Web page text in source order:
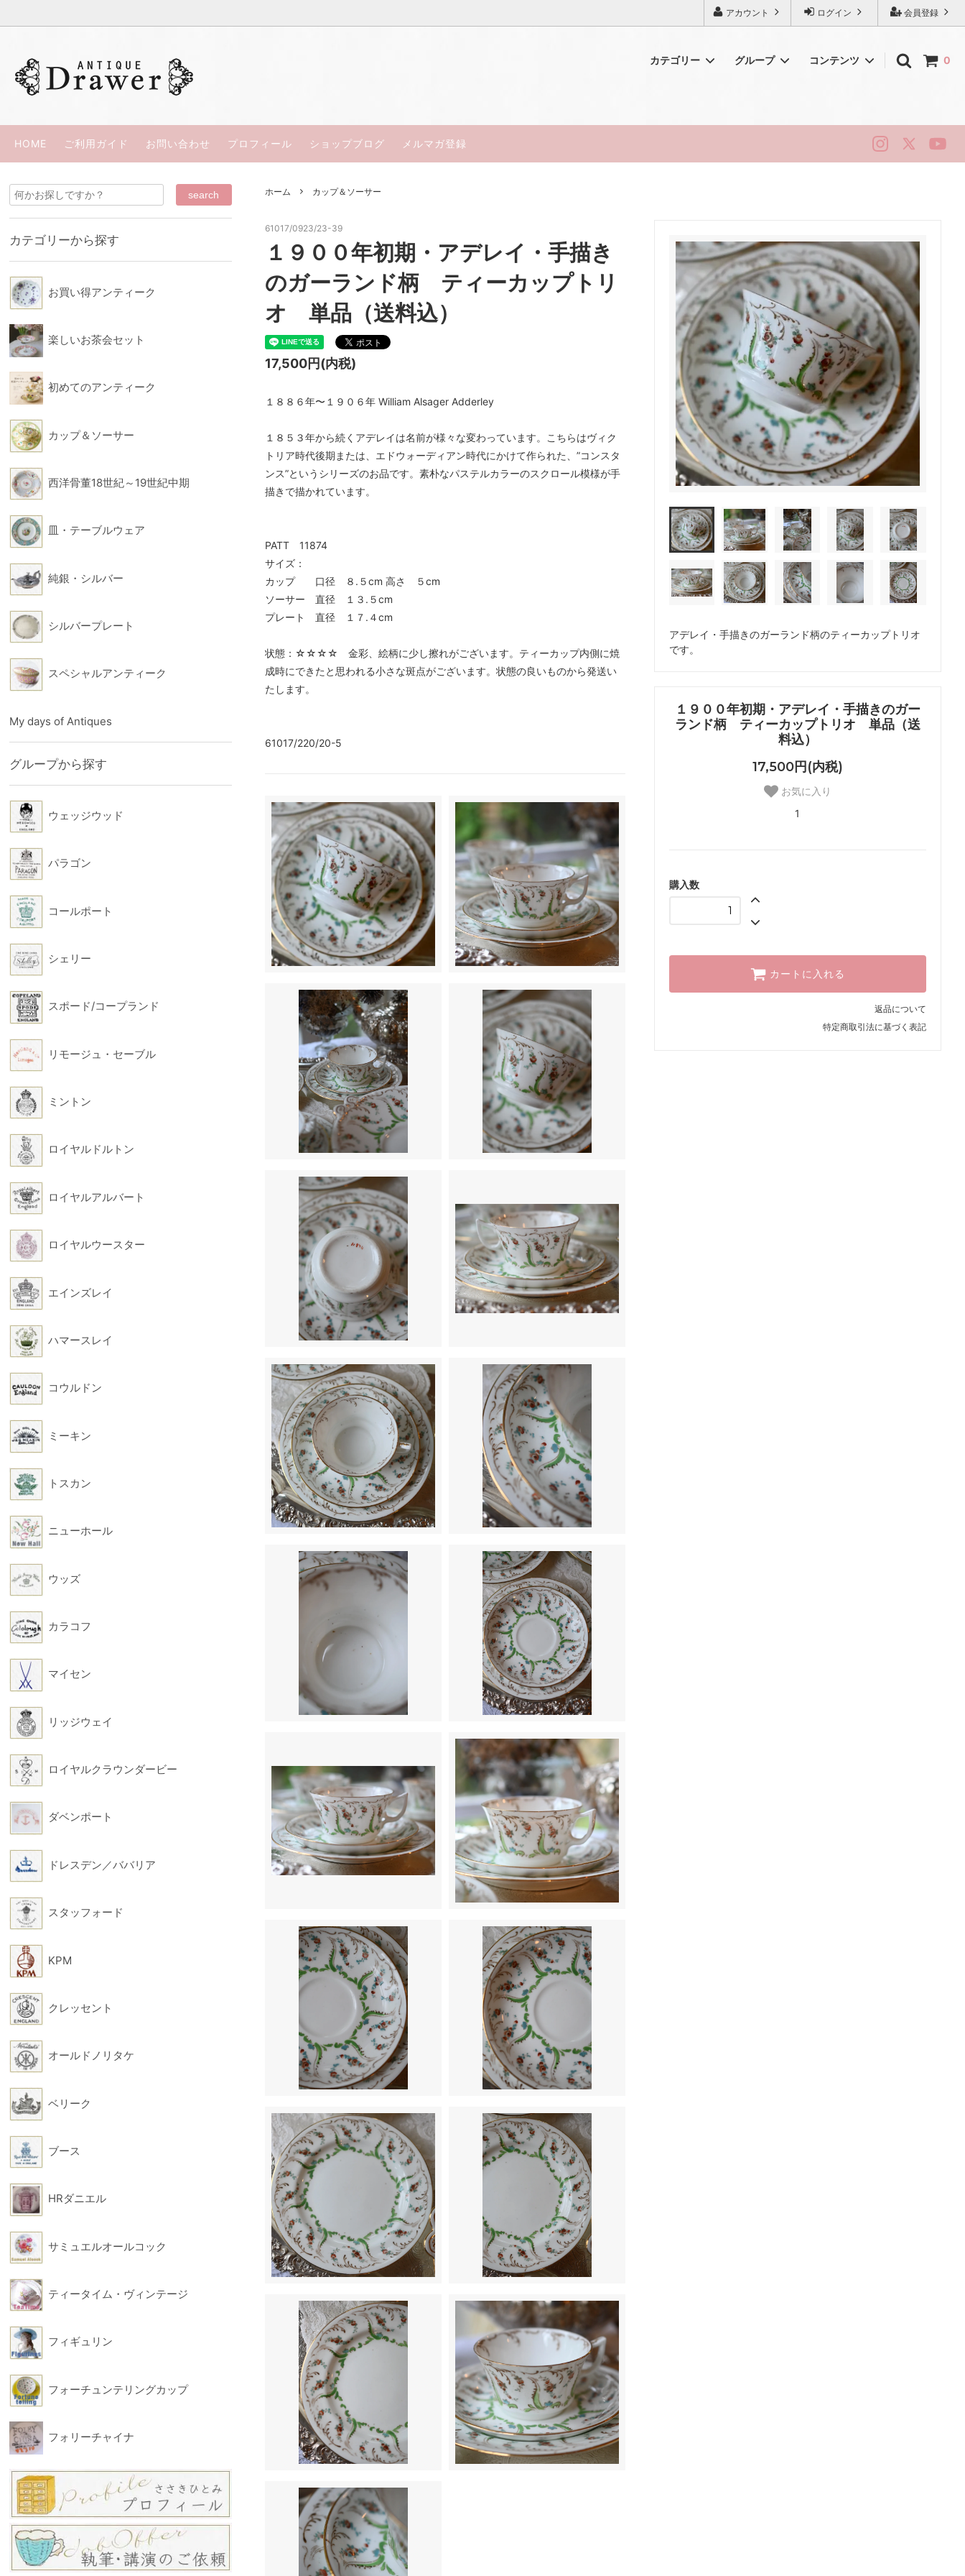
会員登録
ログイン
アカウント
0
カテゴリー
カップ＆ソーサー 西洋骨董18世紀～19世紀中期
グループ
スポード/コープランド リモージュ・セーブル
コウルドン ミーキン
カラコフ
ダベンポート ドレスデン／ババリア スタッフォード
KPM クレッセント オールドノリタケ ベリーク
HRダニエル ティータイム・ヴィンテージ
フィギュリン フォーチュンテリングカップ
コンテンツ
HOME ご利用ガイド お問い合わせ プロフィール ショップブログ メルマガ登録
ホーム カップ＆ソーサー
アデレイ・手描きのガーランド柄のティーカップトリオ
です。
１９００年初期・アデレイ・手描きのガー
ランド柄 ティーカップトリオ 単品（送
料込）
17,500円(内税)
お気に入り
1
購入数
カートに入れる
返品について
特定商取引法に基づく表記
61017/0923/23-39
１９００年初期・アデレイ・手描き
のガーランド柄 ティーカップトリ
オ 単品（送料込）
17,500円(内税)
１８８６年〜１９０６年 William Alsager Adderley
１８５３年から続くアデレイは名前が様々な変わっています。こちらはヴィク
トリア時代後期または、エドウォーディアン時代にかけて作られた、”コンスタ
ンス”というシリーズのお品です。素朴なパステルカラーのスクロール模様が手
描きで描かれています。
PATT 11874
サイズ：
カップ 口径 ８.５cm 高さ ５cm
ソーサー 直径 １３.５cm
プレート 直径 １７.４cm
状態：☆☆☆☆ 金彩、絵柄に少し擦れがございます。ティーカップ内側に焼
成時にできたと思われる小さな斑点がございます。状態の良いものから発送い
たします。
61017/220/20-5
カテゴリーから探す
お買い得アンティーク
楽しいお茶会セット
初めてのアンティーク
カップ＆ソーサー
西洋骨董18世紀～19世紀中期
皿・テーブルウェア
純銀・シルバー
シルバープレート
スペシャルアンティーク
My days of Antiques
グループから探す
ウェッジウッド
パラゴン
コールポート
シェリー
スポード/コープランド
リモージュ・セーブル
ミントン
ロイヤルドルトン
ロイヤルアルバート
ロイヤルウースター
エインズレイ
ハマースレイ
コウルドン
ミーキン
トスカン
ニューホール
ウッズ
カラコフ
マイセン
リッジウェイ
ロイヤルクラウンダービー
ダベンポート
ドレスデン／ババリア
スタッフォード
KPM
クレッセント
オールドノリタケ
ベリーク
ブース
HRダニエル
サミュエルオールコック
ティータイム・ヴィンテージ
フィギュリン
フォーチュンテリングカップ
フォリーチャイナ